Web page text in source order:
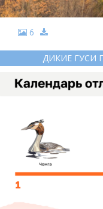
6
ДИКИЕ ГУСИ